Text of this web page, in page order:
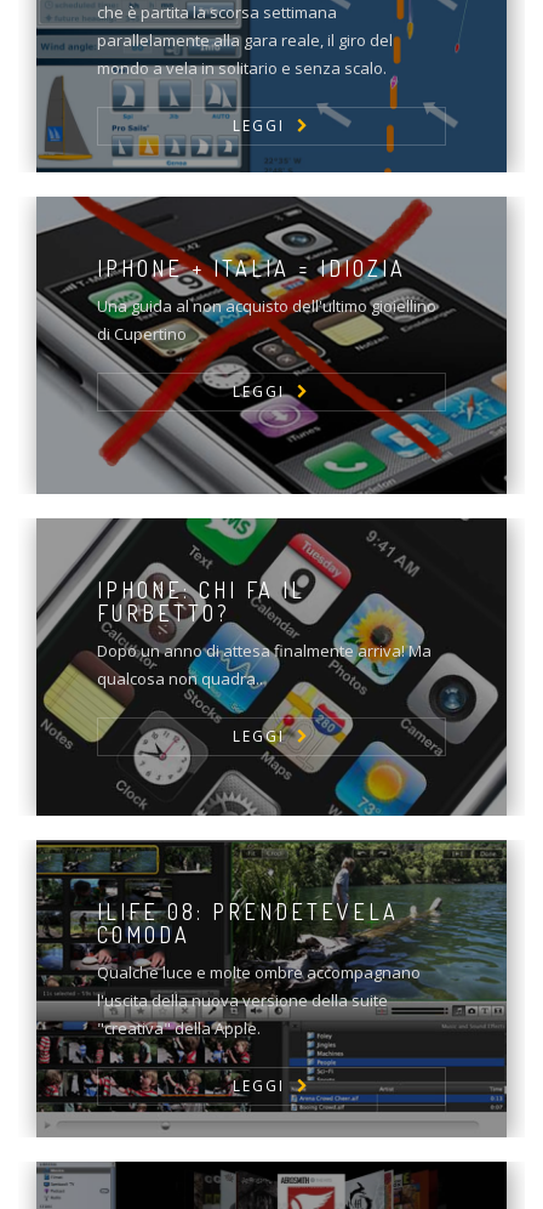
che è partita la scorsa settimana
parallelamente alla gara reale, il giro del
mondo a vela in solitario e senza scalo.
LEGGI
IPHONE + ITALIA = IDIOZIA
Una guida al non acquisto dell'ultimo gioiellino
di Cupertino
LEGGI
IPHONE: CHI FA IL
FURBETTO?
Dopo un anno di attesa finalmente arriva! Ma
qualcosa non quadra..
LEGGI
ILIFE 08: PRENDETEVELA
COMODA
Qualche luce e molte ombre accompagnano
l'uscita della nuova versione della suite
"creativa" della Apple.
LEGGI